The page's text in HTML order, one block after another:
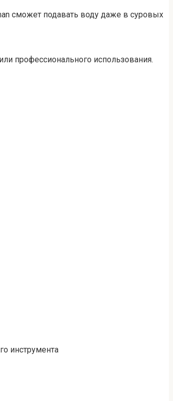
сможет подавать воду даже в суровых
профессионального использования.
инструмента